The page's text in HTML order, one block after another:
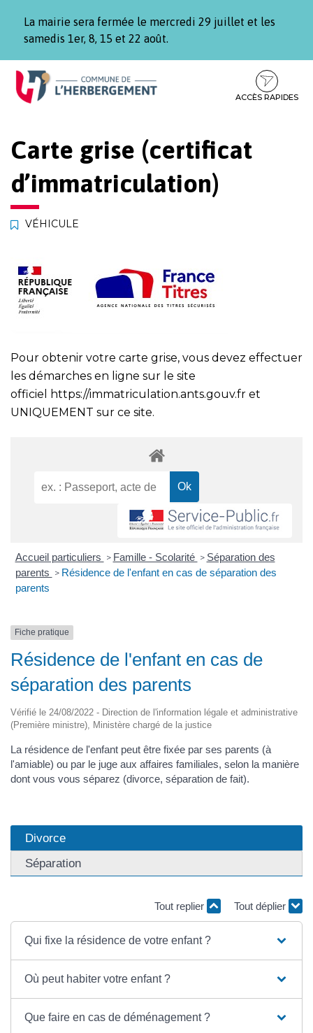
La mairie sera fermée le mercredi 29 juillet et les
samedis 1er, 8, 15 et 22 août.
Aller
Aller
contenu
Aller
pied
ACCÈS RAPIDES
Carte grise (certificat
d’immatriculation)
VÉHICULE
Pour obtenir votre carte grise, vous devez effectuer
les démarches en ligne sur le site
officiel
https://immatriculation.ants.gouv.fr et
UNIQUEMENT sur ce site.
Accueil particuliers > Famille - Scolarité > Séparation des
parents > Résidence de l'enfant en cas de séparation des
parents
Fiche pratique
Résidence de l'enfant en cas de
séparation des parents
Vérifié le 24/08/2022 - Direction de l'information légale et administrative
(Première ministre), Ministère chargé de la justice
La résidence de l'enfant peut être fixée par ses parents (à
l'amiable) ou par le juge aux affaires familiales, selon la manière
dont vous vous séparez (divorce, séparation de fait).
Divorce
Séparation
Tout replier Tout déplier
Qui fixe la résidence de votre enfant ?
Où peut habiter votre enfant ?
Que faire en cas de déménagement ?